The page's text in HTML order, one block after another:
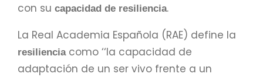
con su capacidad de resiliencia.
La Real Academia Española (RAE) define la
resilienciacomo ‘‘la capacidad de
adaptación de un ser vivo frente a un